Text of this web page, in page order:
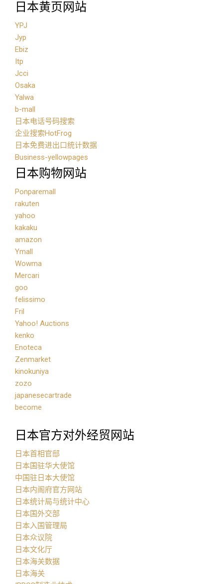
日本黄页网站
YPJ
Jyp
Ebiz
Itp
Jcci
Osaka
Yalwa
b-mall
日本电话号码搜索
企业搜索HotFrog
日本免费进出口统计数据
Business-yellowpages
日本购物网站
Ponparemall
rakuten
yahoo
kakaku
amazon
Ymall
Wowma
Mercari
goo
felissimo
Fril
Yahoo! Auctions
kenko
Enoteca
Zenmarket
kinokuniya
zozo
japanesecartrade
become
日本官方对外经贸网站
日本首相官邸
日本国驻华大使馆
中国驻日本大使馆
日本内阁府官方网站
日本统计局与统计中心
日本国外交部
日本入国管理局
日本众议院
日本文化厅
日本海关数据
日本海关